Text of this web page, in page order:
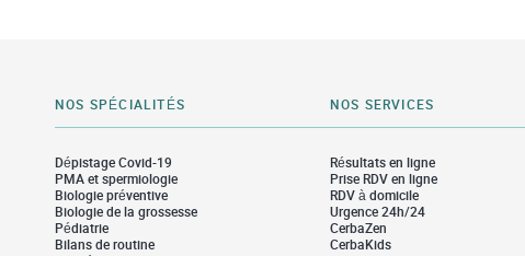
NOS SPÉCIALITÉS
Dépistage Covid-19
PMA et spermiologie
Biologie préventive
Biologie de la grossesse
Pédiatrie
Bilans de routine
NOS SERVICES
Résultats en ligne
Prise RDV en ligne
RDV à domicile
Urgence 24h/24
CerbaZen
CerbaKids